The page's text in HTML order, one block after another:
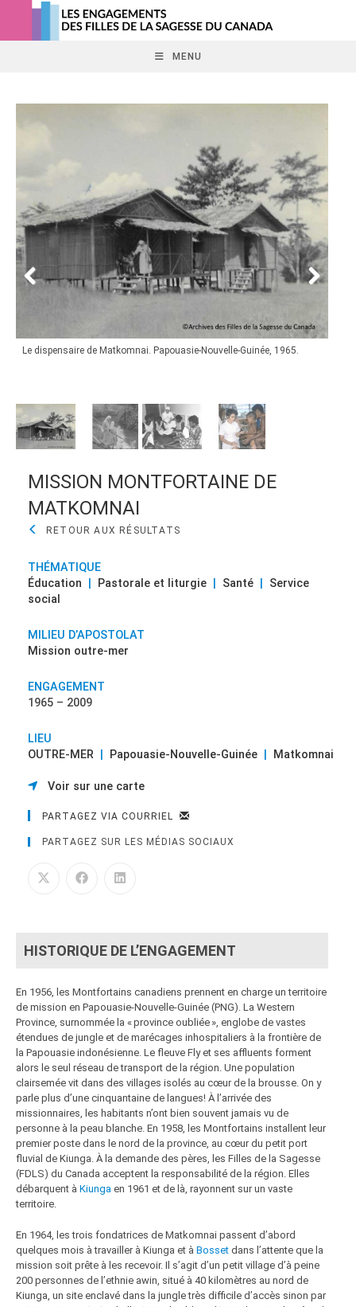
content
MENU
Le dispensaire de Matkomnai. Papouasie-Nouvelle-Guinée, 1965.
MISSION MONTFORTAINE DE
MATKOMNAI
THÉMATIQUE
Éducation | Pastorale et liturgie | Santé | Service
social
MILIEU D’APOSTOLAT
Mission outre-mer
ENGAGEMENT
1965 – 2009
LIEU
OUTRE-MER | Papouasie-Nouvelle-Guinée | Matkomnai
Voir sur une carte
PARTAGEZ VIA COURRIEL
PARTAGEZ SUR LES MÉDIAS SOCIAUX
HISTORIQUE DE L’ENGAGEMENT
En 1956, les Montfortains canadiens prennent en charge un territoire
de mission en Papouasie-Nouvelle-Guinée (PNG). La Western
Province, surnommée la « province oubliée », englobe de vastes
étendues de jungle et de marécages inhospitaliers à la frontière de
la Papouasie indonésienne. Le fleuve Fly et ses affluents forment
alors le seul réseau de transport de la région. Une population
clairsemée vit dans des villages isolés au cœur de la brousse. On y
parle plus d’une cinquantaine de langues! À l’arrivée des
missionnaires, les habitants n’ont bien souvent jamais vu de
personne à la peau blanche. En 1958, les Montfortains installent leur
premier poste dans le nord de la province, au cœur du petit port
fluvial de Kiunga. À la demande des pères, les Filles de la Sagesse
(FDLS) du Canada acceptent la responsabilité de la région. Elles
débarquent à Kiunga en 1961 et de là, rayonnent sur un vaste
territoire.
En 1964, les trois fondatrices de Matkomnai passent d’abord
quelques mois à travailler à Kiunga et à Bosset dans l’attente que la
mission soit prête à les recevoir. Il s’agit d’un petit village d’à peine
200 personnes de l’ethnie awin, situé à 40 kilomètres au nord de
Kiunga, un site enclavé dans la jungle très difficile d’accès sinon par